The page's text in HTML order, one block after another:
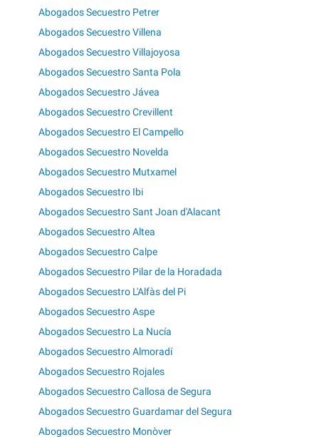
Abogados Secuestro Petrer
Abogados Secuestro Villena
Abogados Secuestro Villajoyosa
Abogados Secuestro Santa Pola
Abogados Secuestro Jávea
Abogados Secuestro Crevillent
Abogados Secuestro El Campello
Abogados Secuestro Novelda
Abogados Secuestro Mutxamel
Abogados Secuestro Ibi
Abogados Secuestro Sant Joan d'Alacant
Abogados Secuestro Altea
Abogados Secuestro Calpe
Abogados Secuestro Pilar de la Horadada
Abogados Secuestro L'Alfàs del Pi
Abogados Secuestro Aspe
Abogados Secuestro La Nucía
Abogados Secuestro Almoradí
Abogados Secuestro Rojales
Abogados Secuestro Callosa de Segura
Abogados Secuestro Guardamar del Segura
Abogados Secuestro Monòver